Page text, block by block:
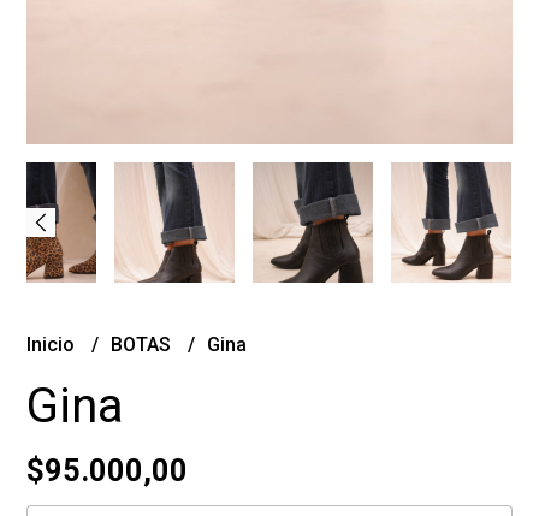
Inicio BOTAS Gina
Gina
$95.000,00